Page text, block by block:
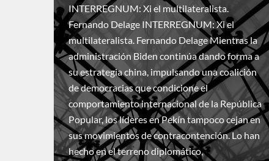
INTERREGNUM: Xi el multilateralista.
Fernando Delage INTERREGNUM: Xi el
multilateralista. Fernando Delage Mientras la
administración Biden continúa dando forma a
su estrategia china, impulsando una coalición
de democracias que condicione el
comportamiento internacional de la República
Popular, los líderes en Pekín tampoco cejan en
sus movimientos de contracontención. Lo han
hecho en el terreno diplomático,